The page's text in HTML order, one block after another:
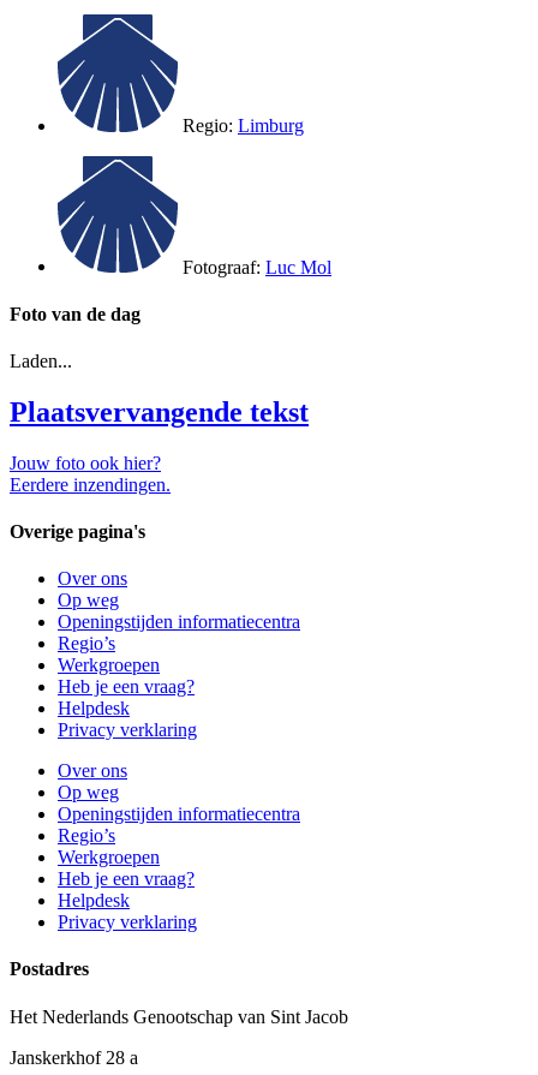
Regio: Limburg
Fotograaf: Luc Mol
Foto van de dag
Laden...
Plaatsvervangende tekst
Jouw foto ook hier?
Eerdere inzendingen.
Overige pagina's
Over ons
Op weg
Openingstijden informatiecentra
Regio’s
Werkgroepen
Heb je een vraag?
Helpdesk
Privacy verklaring
Over ons
Op weg
Openingstijden informatiecentra
Regio’s
Werkgroepen
Heb je een vraag?
Helpdesk
Privacy verklaring
Postadres
Het Nederlands Genootschap van Sint Jacob
Janskerkhof 28 a